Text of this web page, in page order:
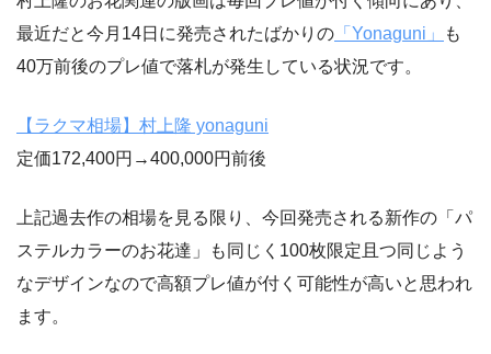
最近だと今月14日に発売されたばかりの 「Yonaguni」
も
40万前後のプレ値で落札が発生している状況です。
【ラクマ相場】村上隆 yonaguni
定価172,400円→400,000円前後
上記過去作の相場を見る限り、今回発売される新作の「パ
ステルカラーのお花達」も同じく100枚限定且つ同じよう
なデザインなので高額プレ値が付く可能性が高いと思われ
ます。